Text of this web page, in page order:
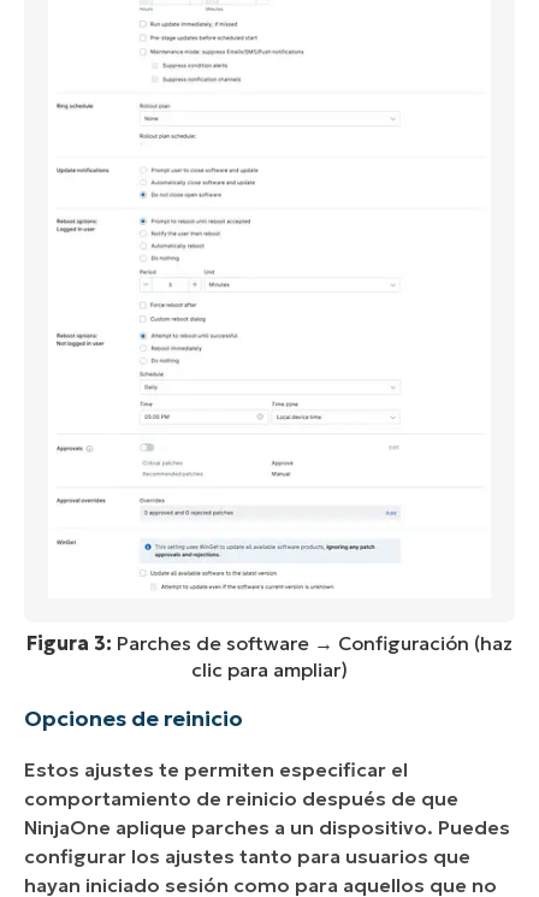
Figura 3: Parches de software → Configuración (haz
clic para ampliar)
Opciones de reinicio
Estos ajustes te permiten especificar el
comportamiento de reinicio después de que
NinjaOne aplique parches a un dispositivo. Puedes
configurar los ajustes tanto para usuarios que
hayan iniciado sesión como para aquellos que no